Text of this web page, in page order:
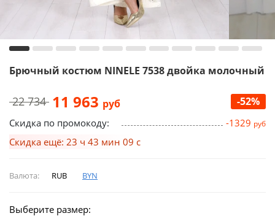
Брючный костюм NINELE 7538 двойка молочный
22 734 11 963 руб -52%
Скидка по промокоду: -1329 руб
Скидка ещё: 23 ч 43 мин 09 с
Валюта: RUB BYN
Выберите размер: